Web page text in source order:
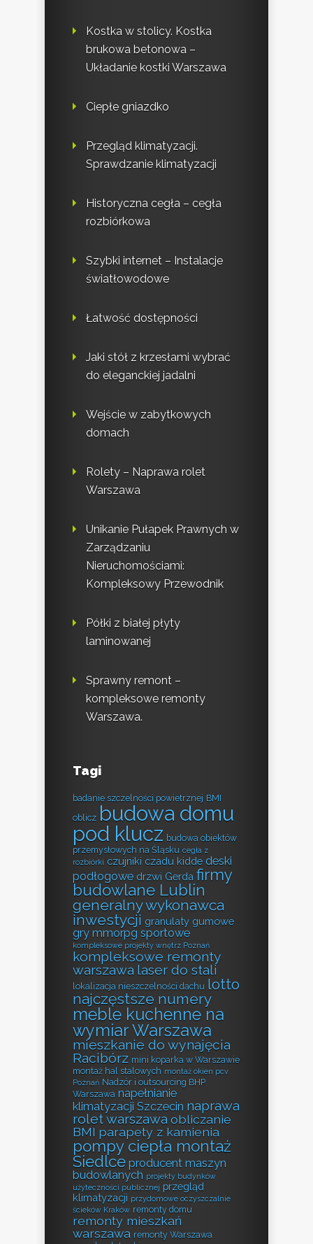
Kostka w stolicy. Kostka
brukowa betonowa –
Układanie kostki Warszawa
Ciepłe gniazdko
Przegląd klimatyzacji.
Sprawdzanie klimatyzacji
Historyczna cegła – cegła
rozbiórkowa
Szybki internet – Instalacje
światłowodowe
Łatwość dostępności
Jaki stół z krzesłami wybrać
do eleganckiej jadalni
Wejście w zabytkowych
domach
Rolety – Naprawa rolet
Warszawa
Unikanie Pułapek Prawnych w
Zarządzaniu
Nieruchomościami:
Kompleksowy Przewodnik
Półki z białej płyty
laminowanej
Sprawny remont –
kompleksowe remonty
Warszawa.
Tagi
badanie szczelności powietrznej BMI
oblicz budowa domu
pod klucz budowa obiektów
przemysłowych na Śląsku cegła z
rozbiórki czujniki czadu kidde deski
podłogowe drzwi Gerda firmy
budowlane Lublin
generalny wykonawca
inwestycji granulaty gumowe
gry mmorpg sportowe
kompleksowe projekty wnętrz Poznań
kompleksowe remonty
warszawa laser do stali
lokalizacja nieszczelności dachu lotto
najczęstsze numery
meble kuchenne na
wymiar Warszawa
mieszkanie do wynajęcia
Racibórz mini koparka w Warszawie
montaż hal stalowych montaż okien pcv
Poznań Nadzór i outsourcing BHP
Warszawa napełnianie
klimatyzacji Szczecin naprawa
rolet warszawa obliczanie
BMI parapety z kamienia
pompy ciepła montaż
Siedlce producent maszyn
budowlanych projekty budynków
użyteczności publicznej przegląd
klimatyzacji przydomowe oczyszczalnie
ścieków Kraków remonty domu
remonty mieszkań
warszawa remonty Warszawa